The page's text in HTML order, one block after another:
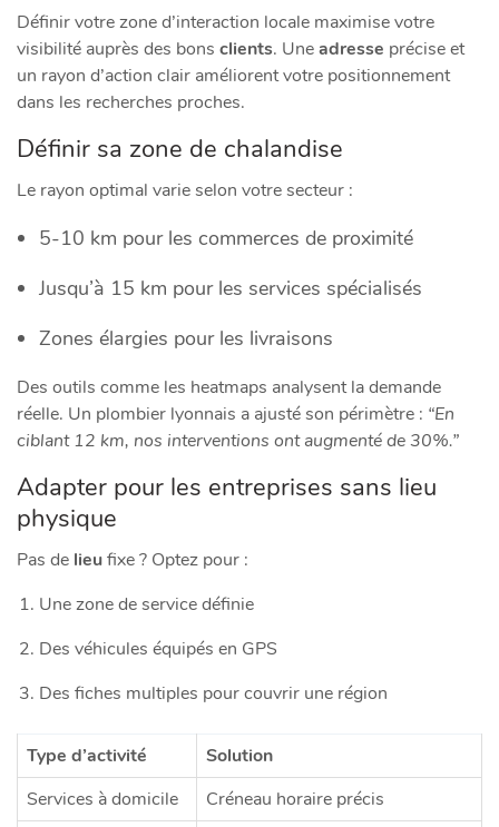
Définir votre zone d’interaction locale maximise votre
visibilité auprès des bons clients. Uneadresse précise et
un rayon d’action clair améliorent votre positionnement
dans les recherches proches.
Définir sa zone de chalandise
Le rayon optimal varie selon votre secteur :
5-10 km pour les commerces de proximité
Jusqu’à 15 km pour les services spécialisés
Zones élargies pour les livraisons
Des outils comme les heatmaps analysent la demande
réelle. Un plombier lyonnais a ajusté son périmètre : “En
ciblant 12 km, nos interventions ont augmenté de 30%.”
Adapter pour les entreprises sans lieu
physique
Pas de lieufixe ? Optez pour :
Une zone de service définie
Des véhicules équipés en GPS
Des fiches multiples pour couvrir une région
Type d’activité
Solution
Services à domicile
Créneau horaire précis